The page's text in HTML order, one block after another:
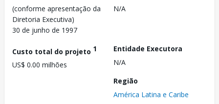
(conforme apresentação da
Diretoria Executiva)
30 de junho de 1997
N/A
Custo total do projeto 1
US$ 0.00 milhões
Entidade Executora
N/A
Região
América Latina e Caribe